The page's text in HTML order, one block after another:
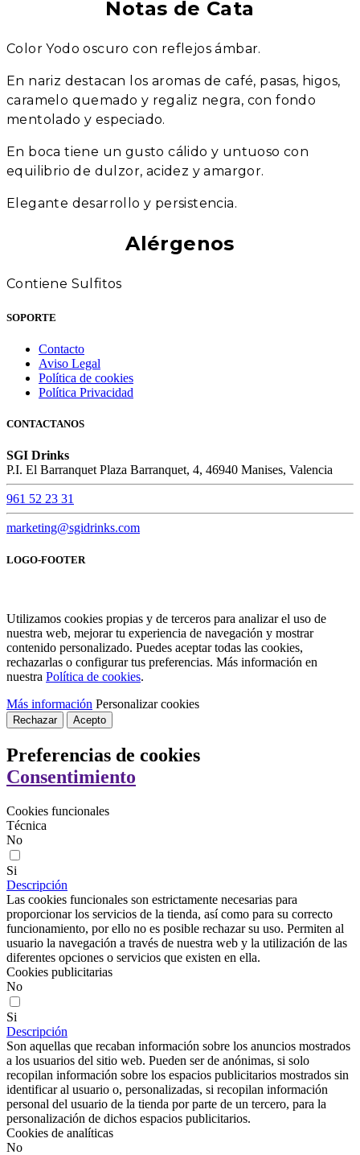
Notas de Cata
Color Yodo oscuro con reflejos ámbar.
En nariz destacan los aromas de café, pasas, higos,
caramelo quemado y regaliz negra, con fondo
mentolado y especiado.
En boca tiene un gusto cálido y untuoso con
equilibrio de dulzor, acidez y amargor.
Elegante desarrollo y persistencia.
Alérgenos
Contiene Sulfitos
SOPORTE
Contacto
Aviso Legal
Política de cookies
Política Privacidad
CONTACTANOS
SGI Drinks
P.I. El Barranquet Plaza Barranquet, 4, 46940 Manises, Valencia
961 52 23 31
marketing@sgidrinks.com
LOGO-FOOTER
Utilizamos cookies propias y de terceros para analizar el uso de
nuestra web, mejorar tu experiencia de navegación y mostrar
contenido personalizado. Puedes aceptar todas las cookies,
rechazarlas o configurar tus preferencias. Más información en
nuestra Política de cookies.
Más información Personalizar cookies
Rechazar Acepto
Preferencias de cookies
Consentimiento
Cookies funcionales
Técnica
No
Si
Descripción
Las cookies funcionales son estrictamente necesarias para
proporcionar los servicios de la tienda, así como para su correcto
funcionamiento, por ello no es posible rechazar su uso. Permiten al
usuario la navegación a través de nuestra web y la utilización de las
diferentes opciones o servicios que existen en ella.
Cookies publicitarias
No
Si
Descripción
Son aquellas que recaban información sobre los anuncios mostrados
a los usuarios del sitio web. Pueden ser de anónimas, si solo
recopilan información sobre los espacios publicitarios mostrados sin
identificar al usuario o, personalizadas, si recopilan información
personal del usuario de la tienda por parte de un tercero, para la
personalización de dichos espacios publicitarios.
Cookies de analíticas
No